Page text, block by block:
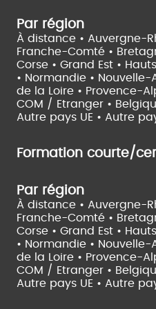
Par région
À distance • Auvergne-
Franche-Comté •
Corse • Grand Est •
• Normandie • Nouvelle-
de la Loire • Provence-
COM / Etranger •
Autre pays UE • Autre
Formation courte/
Par région
À distance • Auvergne-
Franche-Comté •
Corse • Grand Est •
• Normandie • Nouvelle-
de la Loire • Provence-
COM / Etranger •
Autre pays UE • Autre